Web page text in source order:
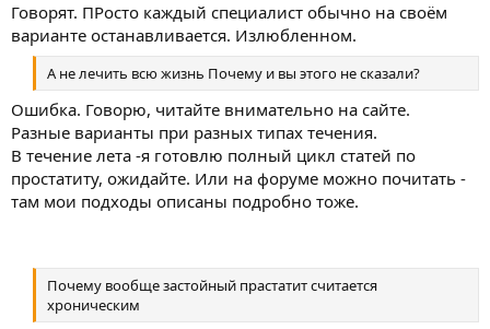
Говорят. ПРосто каждый специалист обычно на своём
варианте останавливается. Излюбленном.
А не лечить всю жизнь Почему и вы этого не сказали?
Ошибка. Говорю, читайте внимательно на сайте.
Разные варианты при разных типах течения.
В течение лета -я готовлю полный цикл статей по
простатиту, ожидайте. Или на форуме можно почитать -
там мои подходы описаны подробно тоже.
Почему вообще застойный прастатит считается
хроническим